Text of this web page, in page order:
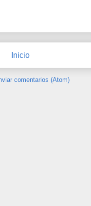
Inicio
comentarios (Atom)